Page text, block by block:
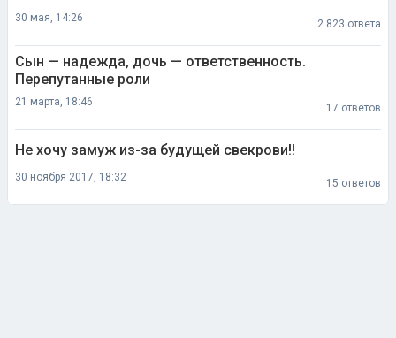
30 мая, 14:26
2 823 ответа
Сын — надежда, дочь — ответственность.
Перепутанные роли
21 марта, 18:46
17 ответов
Не хочу замуж из-за будущей свекрови!!
30 ноября 2017, 18:32
15 ответов